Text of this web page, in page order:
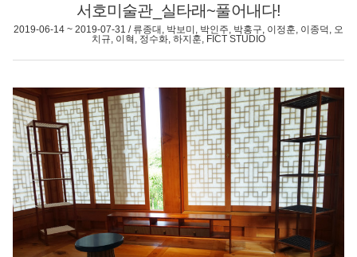
서호미술관_실타래~풀어내다!
2019-06-14 ~ 2019-07-31 / 류종대, 박보미, 박인주, 박홍구, 이정훈, 이종덕, 오
치규, 이혁, 정수화, 하지훈, FICT STUDIO